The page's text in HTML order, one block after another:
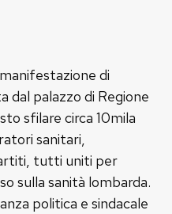
di
palazzo di Regione
sfilare circa 10mila
sanitari,
tutti uniti per
sulla sanità lombarda.
politica e sindacale